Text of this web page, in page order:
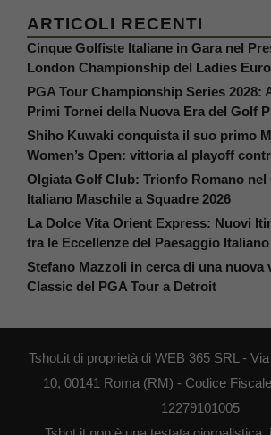
ARTICOLI RECENTI
Cinque Golfiste Italiane in Gara nel
London Championship del Ladies
PGA Tour Championship Series 2028:
Primi Tornei della Nuova Era del Golf
Shiho Kuwaki conquista il suo primo
Women’s Open: vittoria al playoff
Olgiata Golf Club: Trionfo Romano nel
Italiano Maschile a Squadre 2026
La Dolce Vita Orient Express: Nuovi
tra le Eccellenze del Paesaggio Italiano
Stefano Mazzoli in cerca di una nuova
Classic del PGA Tour a Detroit
Tshot.it di proprietà di WEB 365 SRL -
10, 00141 Roma (RM) - Codice
12279101005